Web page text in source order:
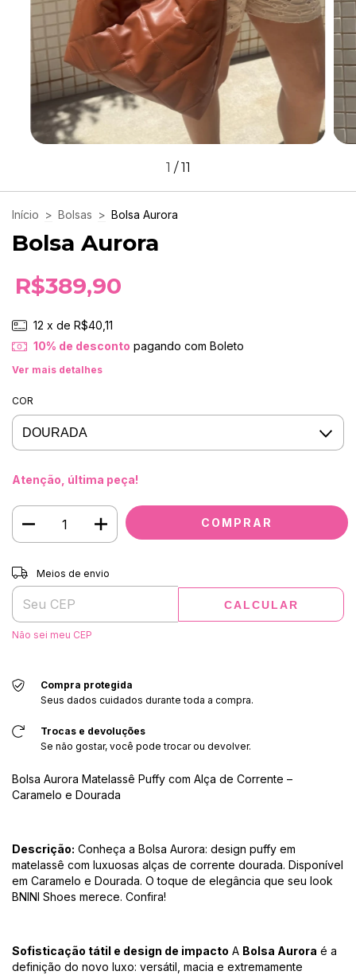
1 /11
Início > Bolsas > Bolsa Aurora
Bolsa Aurora
R$389,90
12 x de R$40,11
10% de desconto pagando com Boleto
Ver mais detalhes
COR
Atenção, última peça!
Entregas para o CEP:
Meios de envio
CALCULAR
Não sei meu CEP
Compra protegida
Seus dados cuidados durante toda a compra.
Trocas e devoluções
Se não gostar, você pode trocar ou devolver.
Bolsa Aurora Matelassê Puffy com Alça de Corrente –
Caramelo e Dourada
Descrição: Conheça a Bolsa Aurora: design puffy em
matelassê com luxuosas alças de corrente dourada. Disponível
em Caramelo e Dourada. O toque de elegância que seu look
BNINI Shoes merece. Confira!
Sofisticação tátil e design de impacto A Bolsa Aurora é a
definição do novo luxo: versátil, macia e extremamente